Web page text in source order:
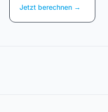
Jetzt berechnen →